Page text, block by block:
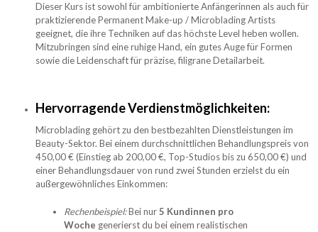
Dieser Kurs ist sowohl für ambitionierte Anfängerinnen als auch für
praktizierende Permanent Make-up / Microblading Artists
geeignet, die ihre Techniken auf das höchste Level heben wollen.
Mitzubringen sind eine ruhige Hand, ein gutes Auge für Formen
sowie die Leidenschaft für präzise, filigrane Detailarbeit.
Hervorragende Verdienstmöglichkeiten:
Microblading gehört zu den bestbezahlten Dienstleistungen im
Beauty-Sektor. Bei einem durchschnittlichen Behandlungspreis von
450,00 € (Einstieg ab 200,00 €, Top-Studios bis zu 650,00 €) und
einer Behandlungsdauer von rund zwei Stunden erzielst du ein
außergewöhnliches Einkommen:
Rechenbeispiel:Bei nur5 Kundinnen pro
Woche generierst du bei einem realistischen